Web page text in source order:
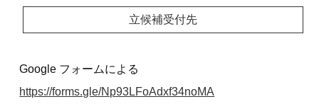
立候補受付先
Google フォームによる
https://forms.gle/Np93LFoAdxf34noMA